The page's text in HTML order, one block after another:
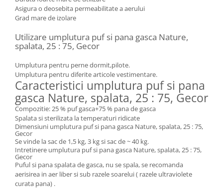
Asigura o deosebita permeabilitate a aerului
Grad mare de izolare
Utilizare umplutura puf si pana gasca Nature,
spalata, 25 : 75, Gecor
Umplutura pentru perne dormit,pilote.
Umplutura pentru diferite articole vestimentare.
Caracteristici umplutura puf si pana
gasca Nature, spalata, 25 : 75, Gecor
Compozitie: 25 % puf gasca+75 % pana de gasca
Spalata si sterilizata la temperaturi ridicate
Dimensiuni umplutura puf si pana gasca Nature, spalata, 25 : 75,
Gecor
Se vinde la sac de 1,5 kg, 3 kg si sac de ~ 40 kg.
Intretinere umplutura puf si pana gasca Nature, spalata, 25 : 75,
Gecor
Puful si pana spalata de gasca, nu se spala, se recomanda
aerisirea in aer liber si sub razele soarelui ( razele ultraviolete
curata pana) .